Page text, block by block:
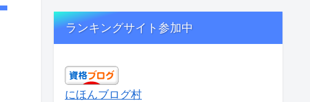
ランキングサイト参加中
にほんブログ村